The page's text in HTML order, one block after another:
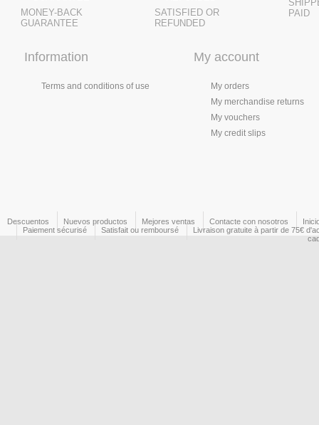
MONEY-BACK
GUARANTEE
SATISFIED OR
REFUNDED
PAID
Information
Terms and conditions of use
My account
My orders
My merchandise returns
My vouchers
My credit slips
Descuentos Nuevos productos Mejores ventas Contacte con nosotros
Paiement sécurisé
Satisfait ou remboursé
Livraison gratuite à partir de 75€